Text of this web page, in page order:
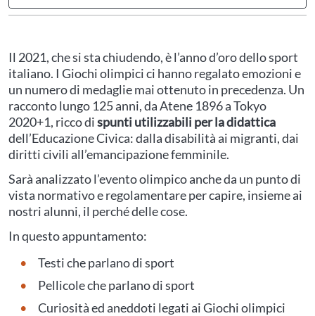
Il 2021, che si sta chiudendo, è l’anno d’oro dello sport
italiano. I Giochi olimpici ci hanno regalato emozioni e
un numero di medaglie mai ottenuto in precedenza. Un
racconto lungo 125 anni, da Atene 1896 a Tokyo
2020+1, ricco dispunti utilizzabili per la didattica
dell’Educazione Civica: dalla disabilità ai migranti, dai
diritti civili all’emancipazione femminile.
Sarà analizzato l’evento olimpico anche da un punto di
vista normativo e regolamentare per capire, insieme ai
nostri alunni, il perché delle cose.
In questo appuntamento:
Testi che parlano di sport
Pellicole che parlano di sport
Curiosità ed aneddoti legati ai Giochi olimpici